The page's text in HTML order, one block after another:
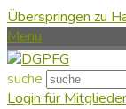
Überspringen zu
Menu
suche
Login für Mitglieder